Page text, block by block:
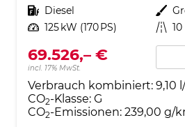
Kraftstoff Diesel Außenfarbe
Leistung 125 kW (170 PS) Kilometerstand
69.526,– €
incl. 17% MwSt.
Verbrauch kombiniert: 9,10
CO2-Klasse: G
CO2-Emissionen: 239,00 g/